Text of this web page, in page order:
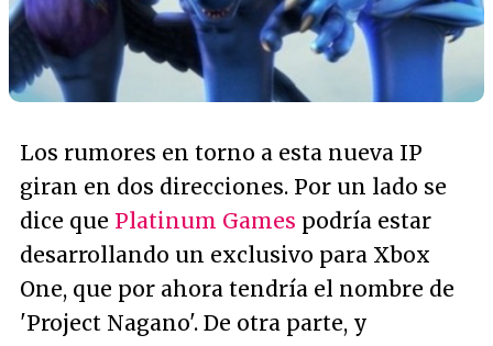
Los rumores en torno a esta nueva IP
giran en dos direcciones. Por un lado se
dice que Platinum Games podría estar
desarrollando un exclusivo para Xbox
One, que por ahora tendría el nombre de
'Project Nagano'. De otra parte, y